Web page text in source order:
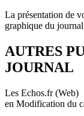
La présentation de
graphique du journal
AUTRES
JOURNAL
Les Echos.fr (Web)
en Modification du